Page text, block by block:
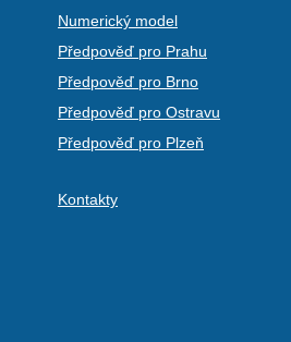
Numerický model
Předpověď pro Prahu
Předpověď pro Brno
Předpověď pro Ostravu
Předpověď pro Plzeň
Kontakty